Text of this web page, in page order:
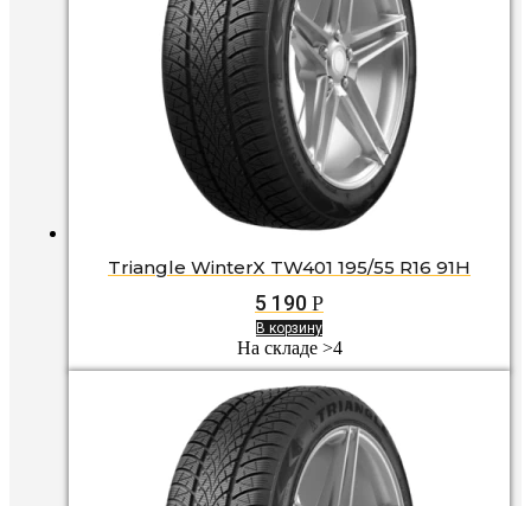
Triangle WinterX TW401 195/55 R16 91H
5 190 Р
В корзину
На складе >4